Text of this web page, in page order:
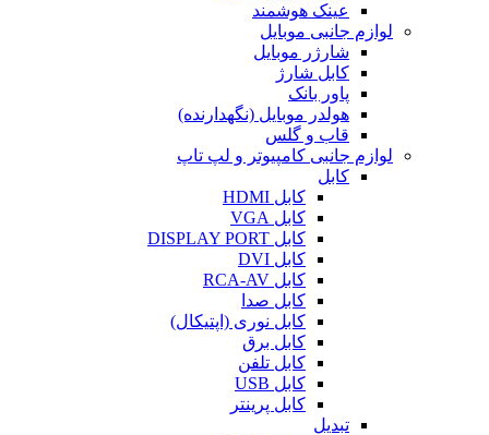
عینک هوشمند
لوازم جانبی موبایل
شارژر موبایل
کابل شارژ
پاور بانک
هولدر موبایل (نگهدارنده)
قاب و گلس
لوازم جانبی کامپیوتر و لپ تاپ
کابل
کابل HDMI
کابل VGA
کابل DISPLAY PORT
کابل DVI
کابل RCA-AV
کابل صدا
کابل نوری (اپتیکال)
کابل برق
کابل تلفن
کابل USB
کابل پرینتر
تبدیل